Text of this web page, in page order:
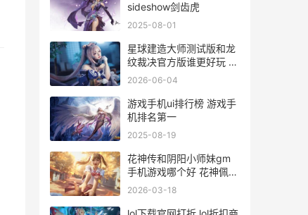
sideshow剑齿虎
2025-08-01
星球建造大师测试版和龙
纹裁决官方版谁更好玩 星
球建造师中文版下载
2026-06-04
游戏手机ui排行榜 游戏手
机排名第一
2025-08-19
花神传和阴阳小师妹gm
手机游戏哪个好 花神佩阴
阳两个是一对吗
2026-03-18